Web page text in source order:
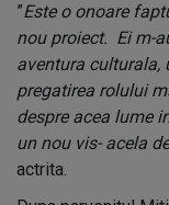
”Este o onoare
nou proiect. Ei m-
aventura culturala,
pregatirea rolului
despre acea lume
un nou vis- acela
actrita.